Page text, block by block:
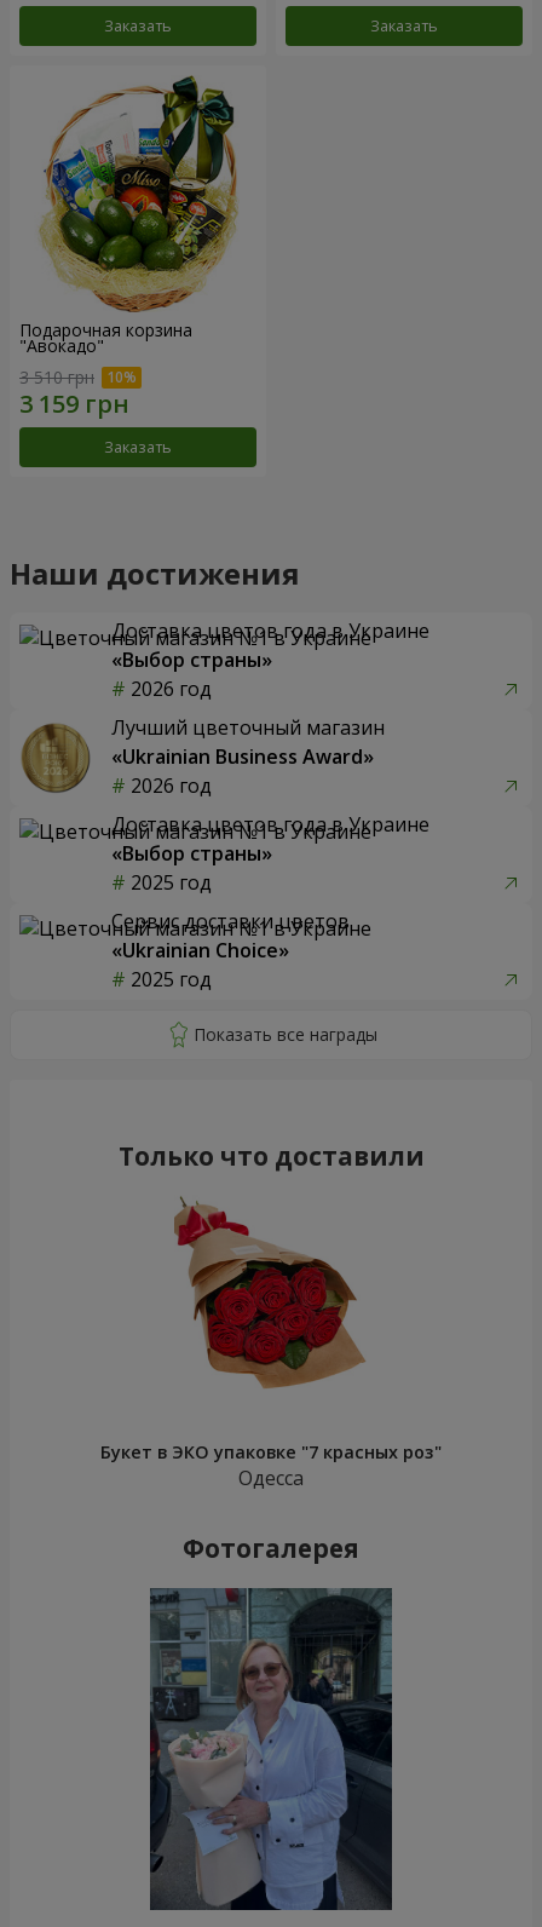
Заказать Заказать
Подарочная корзина
"Авокадо"
3 510 грн
Заказать
Наши достижения
Доставка цветов года в Украине
«Выбор страны»
2026 год
Лучший цветочный магазин
«Ukrainian Business Award»
2026 год
Доставка цветов года в Украине
«Выбор страны»
2025 год
Сервис доставки цветов
«Ukrainian Choice»
2025 год
Только что доставили
Букет в ЭКО упаковке "7 красных роз"
Одесса
Фотогалерея